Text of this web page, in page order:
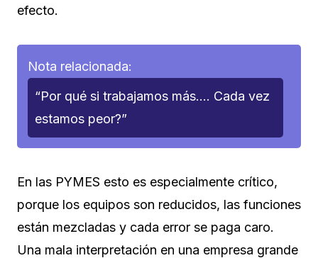
efecto.
Nota relacionada:
“Por qué si trabajamos más…. Cada vez
estamos peor?”
En las PYMES esto es especialmente crítico,
porque los equipos son reducidos, las funciones
están mezcladas y cada error se paga caro.
Una mala interpretación en una empresa grande